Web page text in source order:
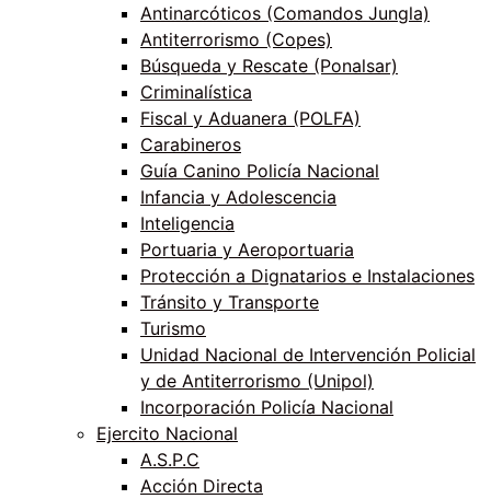
Antinarcóticos (Comandos Jungla)
Antiterrorismo (Copes)
Búsqueda y Rescate (Ponalsar)
Criminalística
Fiscal y Aduanera (POLFA)
Carabineros
Guía Canino Policía Nacional
Infancia y Adolescencia
Inteligencia
Portuaria y Aeroportuaria
Protección a Dignatarios e Instalaciones
Tránsito y Transporte
Turismo
Unidad Nacional de Intervención Policial
y de Antiterrorismo (Unipol)
Incorporación Policía Nacional
Ejercito Nacional
A.S.P.C
Acción Directa